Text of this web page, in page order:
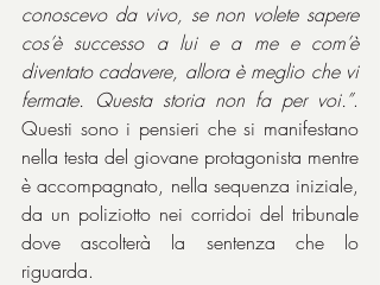
conoscevo da vivo, se non volete sapere
cos’è successo a lui e a me e com’è
diventato cadavere, allora è meglio che vi
fermate. Questa storia non fa per voi.”.
Questi sono i pensieri che si manifestano
nella testa del giovane protagonista mentre
è accompagnato, nella sequenza iniziale,
da un poliziotto nei corridoi del tribunale
dove ascolterà la sentenza che lo
riguarda.